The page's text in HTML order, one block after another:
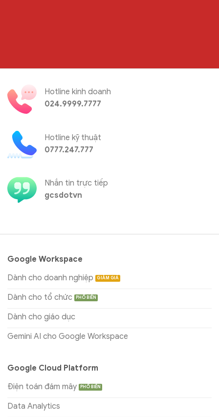
Hotline kinh doanh
024.9999.7777
Hotline kỹ thuật
0777.247.777
Nhắn tin trực tiếp
gcsdotvn
Google Workspace
Dành cho doanh nghiệp
Dành cho tổ chức
Dành cho giáo dục
Gemini AI cho Google Workspace
Google Cloud Platform
Điện toán đám mây
Data Analytics